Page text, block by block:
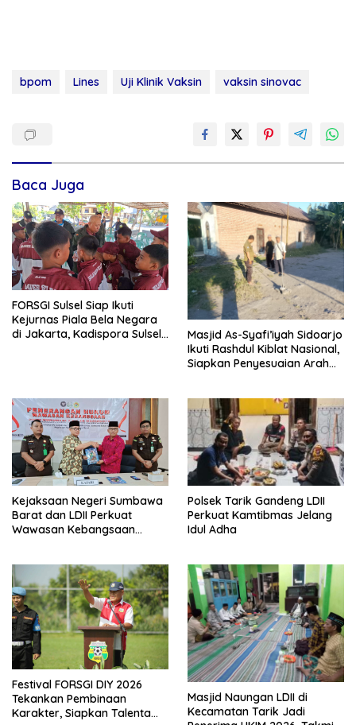
bpom Lines Uji Klinik Vaksin vaksin sinovac
Baca Juga
FORSGI Sulsel Siap Ikuti
Kejurnas Piala Bela Negara
di Jakarta, Kadispora Sulsel
Masjid As-Syafi’iyah Sidoarjo
Ikuti Rashdul Kiblat Nasional,
Siapkan Penyesuaian Arah
Kejaksaan Negeri Sumbawa
Barat dan LDII Perkuat
Wawasan Kebangsaan
Polsek Tarik Gandeng LDII
Perkuat Kamtibmas Jelang
Idul Adha
Festival FORSGI DIY 2026
Tekankan Pembinaan
Karakter, Siapkan Talenta
Masjid Naungan LDII di
Kecamatan Tarik Jadi